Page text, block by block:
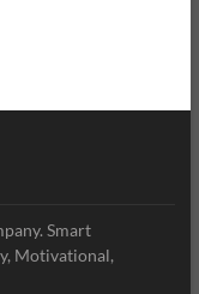
Smart
Motivational,